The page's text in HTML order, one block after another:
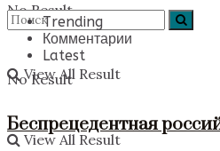
No Result
View All Result
No Result
View All Result
Trending
Комментарии
Latest
Беспрецедентная